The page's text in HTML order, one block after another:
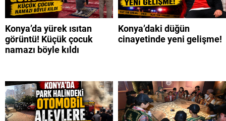
Konya’da yürek ısıtan
görüntü! Küçük çocuk
namazı böyle kıldı
Konya’daki düğün
cinayetinde yeni gelişme!